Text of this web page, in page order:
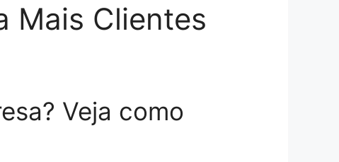
Mais Clientes
Veja como